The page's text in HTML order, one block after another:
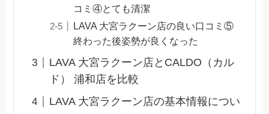
コミ④とても清潔
LAVA 大宮ラクーン店の良い口コミ⑤
終わった後姿勢が良くなった
LAVA 大宮ラクーン店とCALDO（カル
ド） 浦和店を比較
LAVA 大宮ラクーン店の基本情報につい